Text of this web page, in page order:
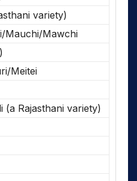
variety)
Mauchi/Mawchi
Meitei
(a Rajasthani variety)